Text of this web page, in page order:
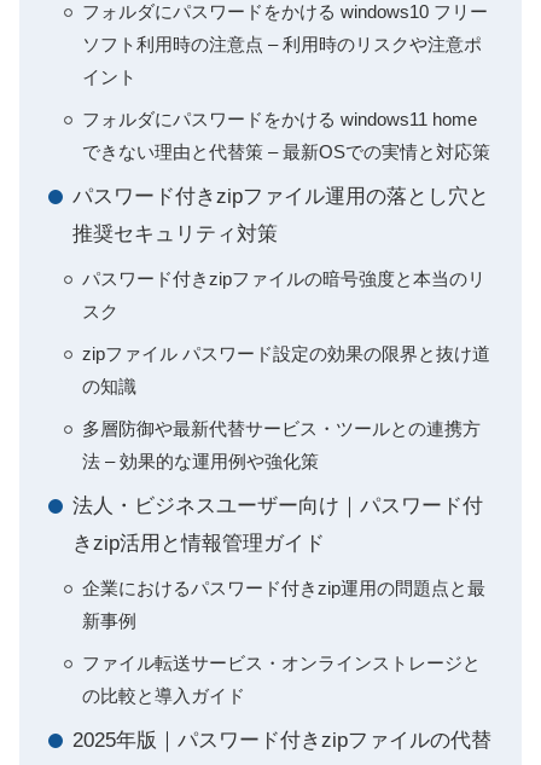
フォルダにパスワードをかける windows10 フリー
ソフト利用時の注意点 – 利用時のリスクや注意ポ
イント
フォルダにパスワードをかける windows11 home
できない理由と代替策 – 最新OSでの実情と対応策
パスワード付きzipファイル運用の落とし穴と
推奨セキュリティ対策
パスワード付きzipファイルの暗号強度と本当のリ
スク
zipファイル パスワード設定の効果の限界と抜け道
の知識
多層防御や最新代替サービス・ツールとの連携方
法 – 効果的な運用例や強化策
法人・ビジネスユーザー向け｜パスワード付
きzip活用と情報管理ガイド
企業におけるパスワード付きzip運用の問題点と最
新事例
ファイル転送サービス・オンラインストレージと
の比較と導入ガイド
2025年版｜パスワード付きzipファイルの代替